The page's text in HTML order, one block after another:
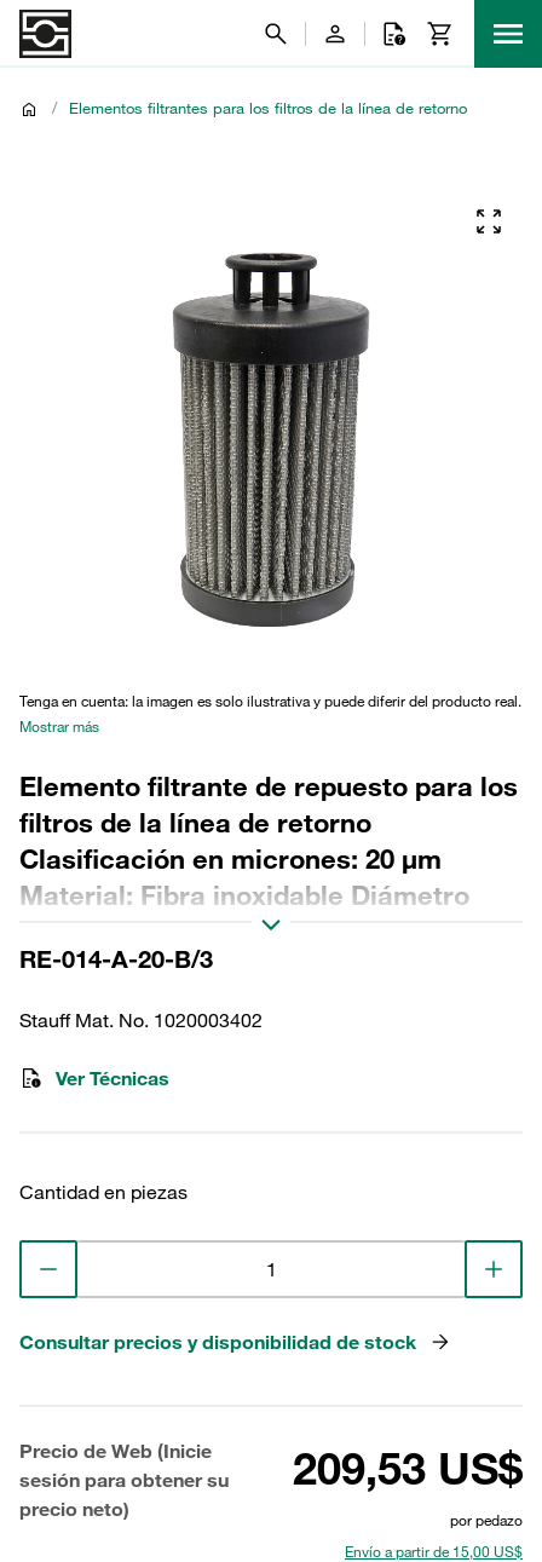
/ Elementos filtrantes para los filtros de la línea de retorno
Tenga en cuenta: la imagen es solo ilustrativa y puede diferir del producto real.
Mostrar más
Elemento filtrante de repuesto para los
filtros de la línea de retorno
Clasificación en micrones: 20 µm
Material: Fibra inoxidable Diámetro
exterior (mm): 44,5 Diámetro interior
(mm): 22,3 Longitud (mm): 103 Sellado:
RE-014-A-20-B/3
Stauff Mat. No. 1020003402
Ver Técnicas
Cantidad en piezas
Consultar precios y disponibilidad de stock
Precio de Web (Inicie
sesión para obtener su
precio neto)
209,53 US$
por pedazo
Envío a partir de 15,00 US$